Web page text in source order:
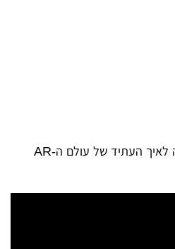
הרצאה שנותנת הצצה קטנה לאיך העתיד של עולם ה-AR